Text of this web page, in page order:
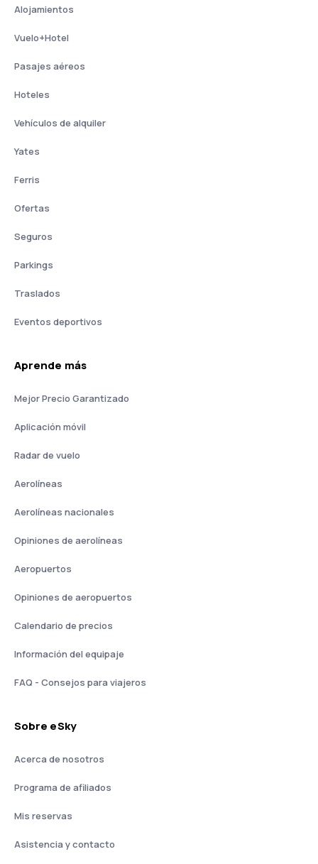
Alojamientos
Vuelo+Hotel
Pasajes aéreos
Hoteles
Vehículos de alquiler
Yates
Ferris
Ofertas
Seguros
Parkings
Traslados
Eventos deportivos
Aprende más
Mejor Precio Garantizado
Aplicación móvil
Radar de vuelo
Aerolíneas
Aerolíneas nacionales
Opiniones de aerolíneas
Aeropuertos
Opiniones de aeropuertos
Calendario de precios
Información del equipaje
FAQ - Consejos para viajeros
Sobre eSky
Acerca de nosotros
Programa de afiliados
Mis reservas
Asistencia y contacto